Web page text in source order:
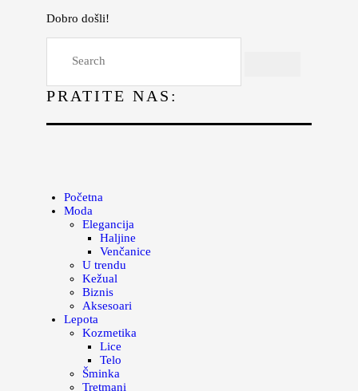
Dobro došli!
PRATITE NAS:
Početna
Moda
Elegancija
Haljine
Venčanice
U trendu
Kežual
Biznis
Aksesoari
Lepota
Kozmetika
Lice
Telo
Šminka
Tretmani
Lepota
Kuhinja
Magazin